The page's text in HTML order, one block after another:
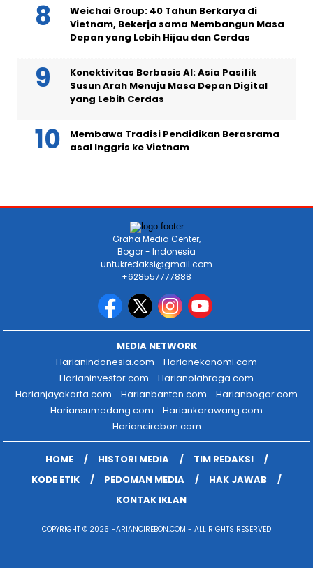
Weichai Group: 40 Tahun Berkarya di
Vietnam, Bekerja sama Membangun Masa
Depan yang Lebih Hijau dan Cerdas
Konektivitas Berbasis AI: Asia Pasifik
Susun Arah Menuju Masa Depan Digital
yang Lebih Cerdas
Membawa Tradisi Pendidikan Berasrama
asal Inggris ke Vietnam
Graha Media Center,
Bogor - Indonesia
untukredaksi@gmail.com
+628557777888
MEDIA NETWORK
Harianindonesia.com
Harianekonomi.com
Harianinvestor.com
Harianolahraga.com
Harianjayakarta.com
Harianbanten.com
Harianbogor.com
Hariansumedang.com
Hariankarawang.com
Hariancirebon.com
HOME HISTORI MEDIA
TIM REDAKSI
KODE ETIK
PEDOMAN MEDIA
HAK JAWAB
KONTAK IKLAN
COPYRIGHT © 2026 HARIANCIREBON.COM - ALL RIGHTS RESERVED